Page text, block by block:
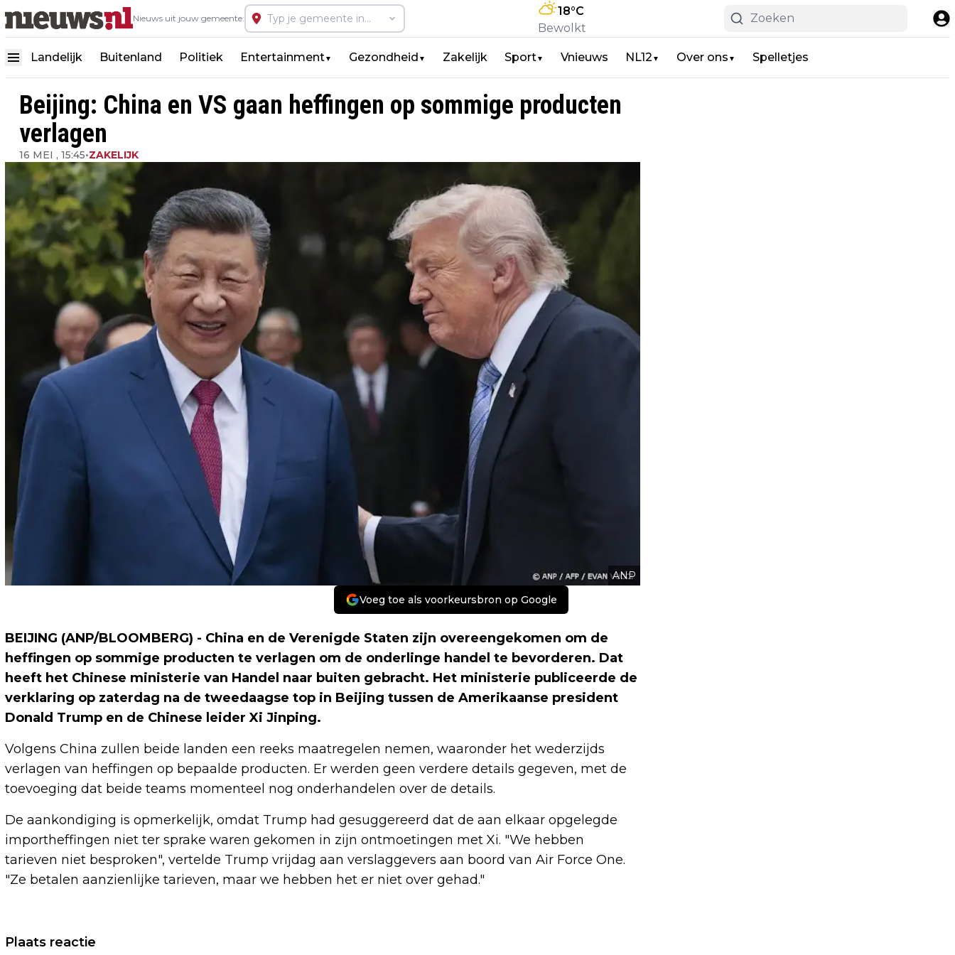
Nieuws uit jouw gemeente:
18°C
Bewolkt
Landelijk Buitenland Politiek Entertainment▼ Gezondheid ▼ Zakelijk Sport▼ Vnieuws NL12 ▼ Over ons ▼ Spelletjes
Beijing: China en VS gaan heffingen op sommige producten
verlagen
16 MEI , 15:45•ZAKELIJK
ANP
Voeg toe als voorkeursbron op Google
BEIJING (ANP/BLOOMBERG) - China en de Verenigde Staten zijn overeengekomen om de
heffingen op sommige producten te verlagen om de onderlinge handel te bevorderen. Dat
heeft het Chinese ministerie van Handel naar buiten gebracht. Het ministerie publiceerde de
verklaring op zaterdag na de tweedaagse top in Beijing tussen de Amerikaanse president
Donald Trump en de Chinese leider Xi Jinping.
Volgens China zullen beide landen een reeks maatregelen nemen, waaronder het wederzijds
verlagen van heffingen op bepaalde producten. Er werden geen verdere details gegeven, met de
toevoeging dat beide teams momenteel nog onderhandelen over de details.
De aankondiging is opmerkelijk, omdat Trump had gesuggereerd dat de aan elkaar opgelegde
importheffingen niet ter sprake waren gekomen in zijn ontmoetingen met Xi. "We hebben
tarieven niet besproken", vertelde Trump vrijdag aan verslaggevers aan boord van Air Force One.
"Ze betalen aanzienlijke tarieven, maar we hebben het er niet over gehad."
Vorig artikel
Plaats reactie